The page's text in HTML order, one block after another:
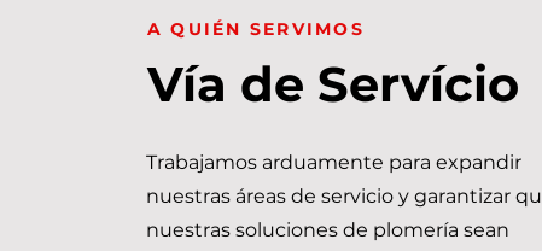
A QUIÉN SERVIMOS
Vía de Servício
Trabajamos arduamente para expandir
nuestras áreas de servicio y garantizar
nuestras soluciones de plomería sean